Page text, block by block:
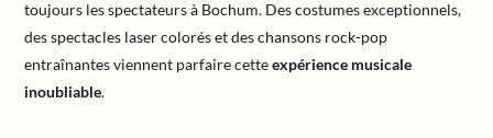
toujours les spectateurs à Bochum. Des costumes exceptionnels,
des spectacles laser colorés et des chansons rock-pop
entraînantes viennent parfaire cetteexpérience musicale
inoubliable.